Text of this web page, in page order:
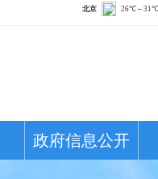
政府信息公开